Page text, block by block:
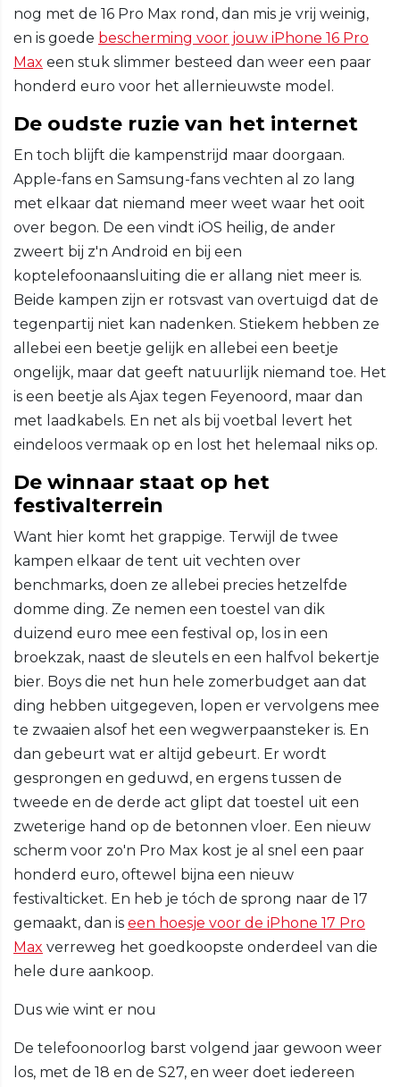
nog met de 16 Pro Max rond, dan mis je vrij weinig,
en is goede bescherming voor jouw iPhone 16 Pro
Max een stuk slimmer besteed dan weer een paar
honderd euro voor het allernieuwste model.
De oudste ruzie van het internet
En toch blijft die kampenstrijd maar doorgaan.
Apple-fans en Samsung-fans vechten al zo lang
met elkaar dat niemand meer weet waar het ooit
over begon. De een vindt iOS heilig, de ander
zweert bij z'n Android en bij een
koptelefoonaansluiting die er allang niet meer is.
Beide kampen zijn er rotsvast van overtuigd dat de
tegenpartij niet kan nadenken. Stiekem hebben ze
allebei een beetje gelijk en allebei een beetje
ongelijk, maar dat geeft natuurlijk niemand toe. Het
is een beetje als Ajax tegen Feyenoord, maar dan
met laadkabels. En net als bij voetbal levert het
eindeloos vermaak op en lost het helemaal niks op.
De winnaar staat op het
festivalterrein
Want hier komt het grappige. Terwijl de twee
kampen elkaar de tent uit vechten over
benchmarks, doen ze allebei precies hetzelfde
domme ding. Ze nemen een toestel van dik
duizend euro mee een festival op, los in een
broekzak, naast de sleutels en een halfvol bekertje
bier. Boys die net hun hele zomerbudget aan dat
ding hebben uitgegeven, lopen er vervolgens mee
te zwaaien alsof het een wegwerpaansteker is. En
dan gebeurt wat er altijd gebeurt. Er wordt
gesprongen en geduwd, en ergens tussen de
tweede en de derde act glipt dat toestel uit een
zweterige hand op de betonnen vloer. Een nieuw
scherm voor zo'n Pro Max kost je al snel een paar
honderd euro, oftewel bijna een nieuw
festivalticket. En heb je tóch de sprong naar de 17
gemaakt, dan is een hoesje voor de iPhone 17 Pro
Max verreweg het goedkoopste onderdeel van die
hele dure aankoop.
Dus wie wint er nou
De telefoonoorlog barst volgend jaar gewoon weer
los, met de 18 en de S27, en weer doet iedereen